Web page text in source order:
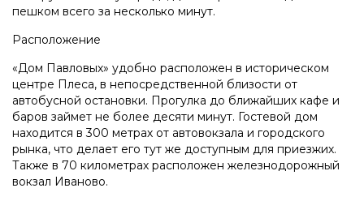
пешком всего за несколько минут.
Расположение
«Дом Павловых» удобно расположен в историческом
центре Плеса, в непосредственной близости от
автобусной остановки. Прогулка до ближайших кафе и
баров займет не более десяти минут. Гостевой дом
находится в 300 метрах от автовокзала и городского
рынка, что делает его тут же доступным для приезжих.
Также в 70 километрах расположен железнодорожный
вокзал Иваново.